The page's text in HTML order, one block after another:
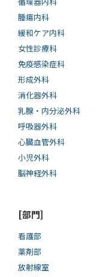
腫瘍内科
緩和ケア内科
女性診療科
免疫感染症科
形成外科
消化器外科
乳腺・内分泌外科
呼吸器外科
心臓血管外科
小児外科
脳神経外科
[部門]
看護部
薬剤部
放射線室